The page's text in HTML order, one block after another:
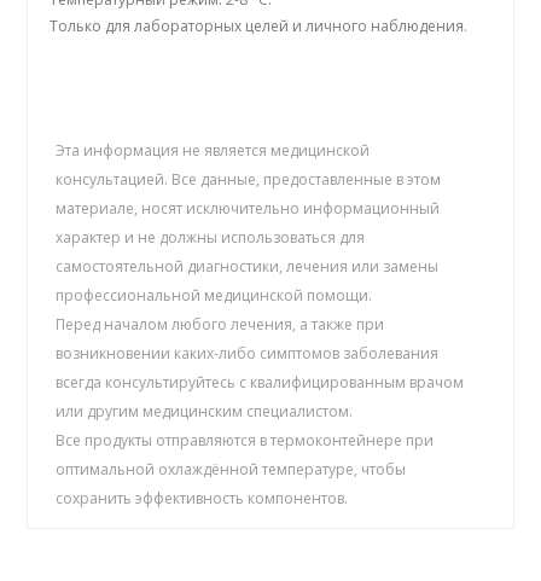
Только для лабораторных целей и личного наблюдения.
Эта информация не является медицинской
консультацией. Все данные, предоставленные в этом
материале, носят исключительно информационный
характер и не должны использоваться для
самостоятельной диагностики, лечения или замены
профессиональной медицинской помощи.
Перед началом любого лечения, а также при
возникновении каких-либо симптомов заболевания
всегда консультируйтесь с квалифицированным врачом
или другим медицинским специалистом.
Все продукты отправляются в термоконтейнере при
оптимальной охлаждённой температуре, чтобы
сохранить эффективность компонентов.